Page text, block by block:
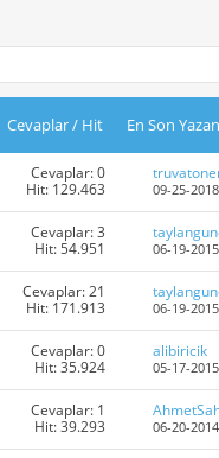
Cevaplar/ Hit En Son Yazan
Cevaplar: 0
Hit: 129.463
09-25-
Cevaplar: 3
Hit: 54.951
06-19-
Cevaplar: 21
Hit: 171.913
06-19-
Cevaplar: 0
Hit: 35.924
alibiricik
05-17-
Cevaplar: 1
Hit: 39.293
06-20-